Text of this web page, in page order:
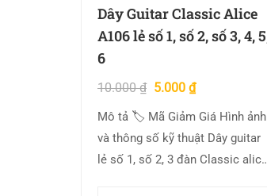
Dây Guitar Classic Alice
A106 lẻ số 1, số 2, số 3, 4,
6
10.000₫ 5.000 ₫
Mô tả 🏷 Mã Giảm Giá Hình ảnh
và thông số kỹ thuật Dây guitar
lẻ số 1, số 2, 3 đàn Classic alice